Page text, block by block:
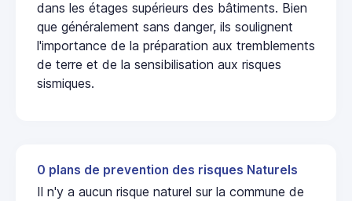
dans les étages supérieurs des bâtiments. Bien
que généralement sans danger, ils soulignent
l'importance de la préparation aux tremblements
de terre et de la sensibilisation aux risques
sismiques.
0 plans de prevention des risques Naturels
Il n'y a aucun risque naturel sur la commune de